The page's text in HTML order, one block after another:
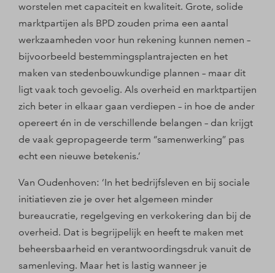
worstelen met capaciteit en kwaliteit. Grote, solide
marktpartijen als BPD zouden prima een aantal
werkzaamheden voor hun rekening kunnen nemen –
bijvoorbeeld bestemmingsplantrajecten en het
maken van stedenbouwkundige plannen – maar dit
ligt vaak toch gevoelig. Als overheid en marktpartijen
zich beter in elkaar gaan verdiepen – in hoe de ander
opereert én in de verschillende belangen – dan krijgt
de vaak gepropageerde term “samenwerking” pas
echt een nieuwe betekenis.’
Van Oudenhoven: ‘In het bedrijfsleven en bij sociale
initiatieven zie je over het algemeen minder
bureaucratie, regelgeving en verkokering dan bij de
overheid. Dat is begrijpelijk en heeft te maken met
beheersbaarheid en verantwoordingsdruk vanuit de
samenleving. Maar het is lastig wanneer je